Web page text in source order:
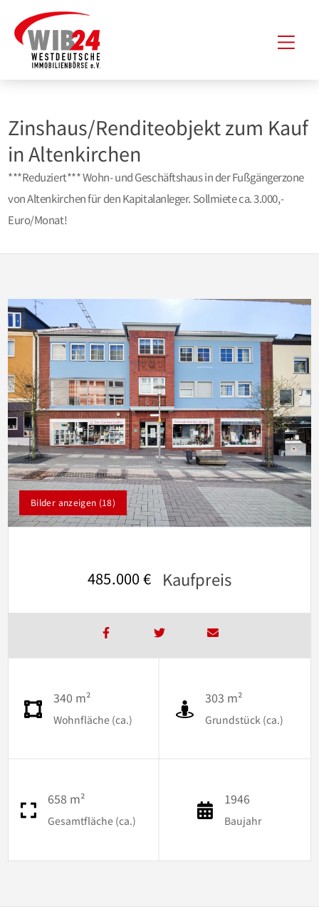
Inhalt
springen
Zinshaus/Renditeobjekt zum Kauf
in Altenkirchen
***Reduziert*** Wohn- und Geschäftshaus in der Fußgängerzone
von Altenkirchen für den Kapitalanleger. Sollmiete ca. 3.000,-
Euro/Monat!
Bilder anzeigen (18)
485.000 € Kaufpreis
340 m²
Wohnfläche (ca.)
303 m²
Grundstück (ca.)
658 m²
Gesamtfläche (ca.)
1946
Baujahr